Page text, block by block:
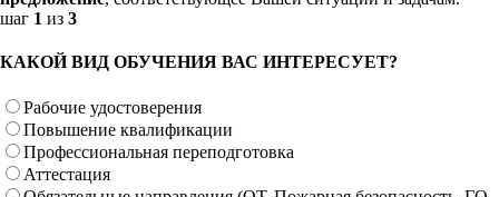
шаг 1 из 3
КАКОЙ ВИД ОБУЧЕНИЯ ВАС ИНТЕРЕСУЕТ?
Рабочие удостоверения
Повышение квалификации
Профессиональная переподготовка
Аттестация